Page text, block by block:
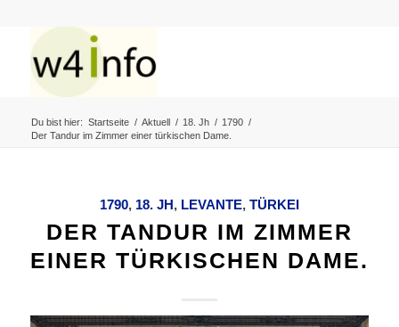
Du bist hier: Startseite / Aktuell / 18. Jh / 1790 /
Der Tandur im Zimmer einer türkischen Dame.
1790, 18. JH, LEVANTE, TÜRKEI
DER TANDUR IM ZIMMER
EINER TÜRKISCHEN DAME.